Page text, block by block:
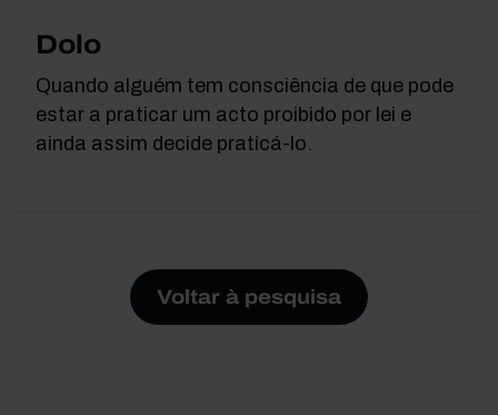
Dolo
Quando alguém tem consciência de que pode
estar a praticar um acto proibido por lei e
ainda assim decide praticá-lo.
Voltar à pesquisa